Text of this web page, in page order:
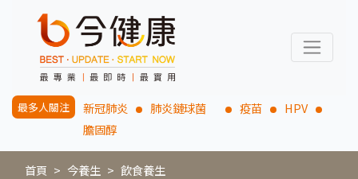
最多人關注 新冠肺炎 肺炎鏈球菌 疫苗
HPV
膽固醇
首頁 今養生 飲食養生